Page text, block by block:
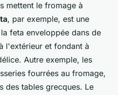
mettent le fromage à
, par exemple, est une
feta enveloppée dans de
l'extérieur et fondant à
Autre exemple, les
fourrées au fromage,
des tables grecques. Le